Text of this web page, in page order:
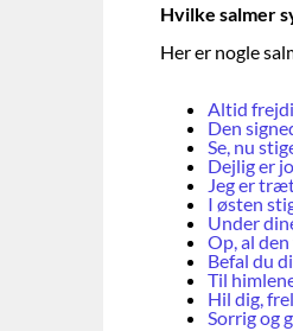
Hvilke salmer
Her er nogle
Altid
Den
Se, nu
Dejlig er
Jeg er
I østen
Under
Op, al
Befal du
Til
Hil dig,
Sorrig og